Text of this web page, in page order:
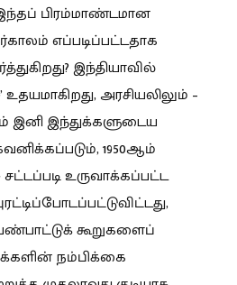
பிரம்மாண்டமான
எப்படிப்பட்டதாக
இந்தியாவில்
உதயமாகிறது, அரசியலிலும் –
இனி இந்துக்களுடைய
1950ஆம்
உருவாக்கப்பட்ட
கூறுகளைப்
நம்பிக்கை